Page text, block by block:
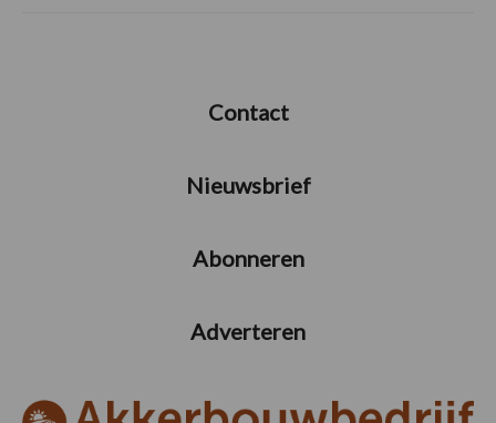
Contact
Nieuwsbrief
Abonneren
Adverteren